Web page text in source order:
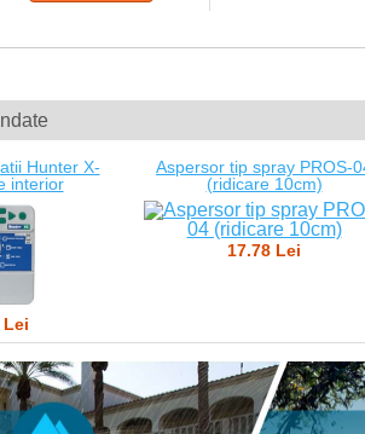
Hunter X-
interior
Lei
Aspersor tip spray PROS-
(ridicare 10cm)
17.78 Lei